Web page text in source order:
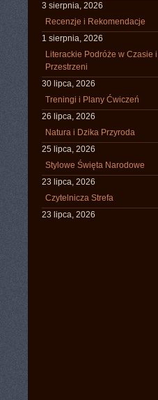
3 sierpnia, 2026
Recenzje i Rekomendacje
1 sierpnia, 2026
Literackie Podróże w Czasie i
Przestrzeni
30 lipca, 2026
Treningi i Plany Ćwiczeń
26 lipca, 2026
Natura i Dzika Przyroda
25 lipca, 2026
Stylowe Święta Narodowe
23 lipca, 2026
Czytelnicza Strefa
23 lipca, 2026